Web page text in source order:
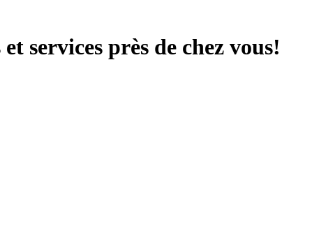
services près de chez vous!